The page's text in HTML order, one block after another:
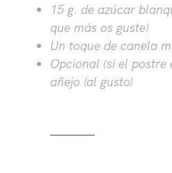
15 g. de azúcar
que más os guste)
Un toque de canela
Opcional (si el
añejo (al gusto)